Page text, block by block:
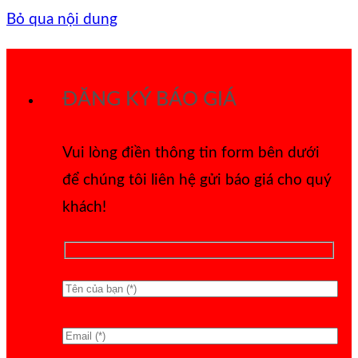
Bỏ qua nội dung
ĐĂNG KÝ BÁO GIÁ
Vui lòng điền thông tin form bên dưới
để chúng tôi liên hệ gửi báo giá cho quý
khách!